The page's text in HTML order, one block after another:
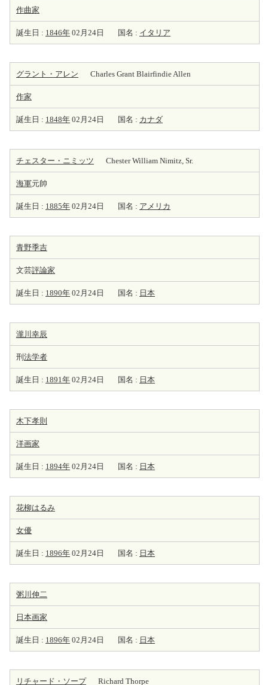
作曲家
誕生日 : 1846年 02月24日 国名 : イタリア
グラント・アレン Charles Grant Blairfindie Allen
作家
誕生日 : 1848年 02月24日 国名 : カナダ
チェスター・ニミッツ Chester William Nimitz, Sr.
海軍元帥
誕生日 : 1885年 02月24日 国名 : アメリカ
青野季吉
文芸評論家
誕生日 : 1890年 02月24日 国名 : 日本
瀧川幸辰
刑 法学者
誕生日 : 1891年 02月24日 国名 : 日本
木下孝則
洋画家
誕生日 : 1894年 02月24日 国名 : 日本
花柳はるみ
女優
誕生日 : 1896年 02月24日 国名 : 日本
粥川伸二
日本画家
誕生日 : 1896年 02月24日 国名 : 日本
リチャード・ソープ Richard Thorpe